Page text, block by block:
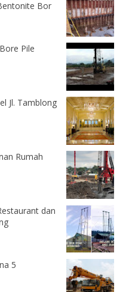
Bor
Pile
Jl. Tamblong
Rumah
dan
5